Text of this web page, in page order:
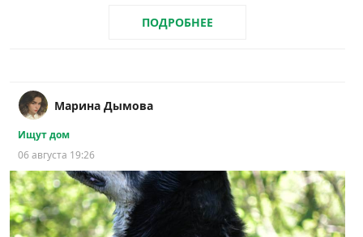
ПОДРОБНЕЕ
Марина Дымова
Ищут дом
06 августа 19:26